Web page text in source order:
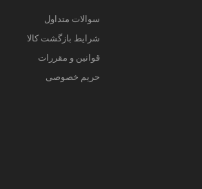
سوالات متداول
شرایط بازگشت کالا
قوانین و مقررات
حریم خصوصی